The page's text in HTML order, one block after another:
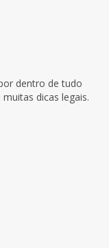
dentro de tudo
dicas legais.